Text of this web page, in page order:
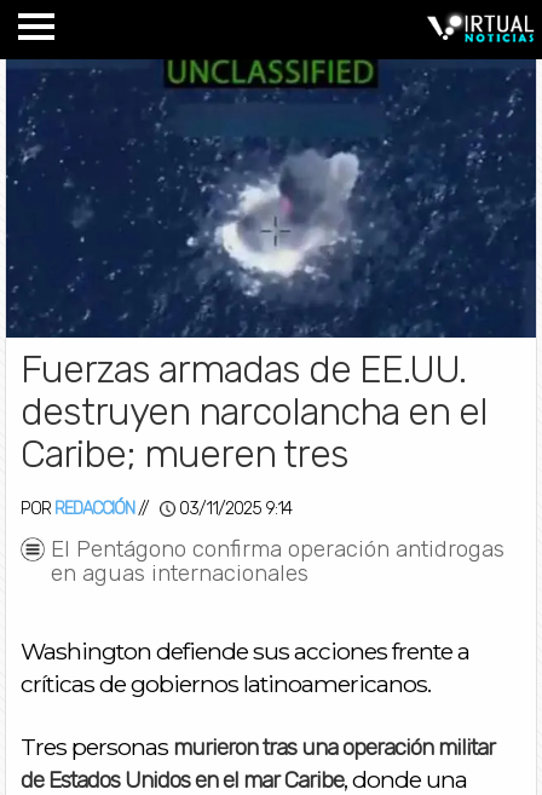
Fuerzas armadas de EE.UU.
destruyen narcolancha en el
Caribe; mueren tres
POR REDACCIÓN // 03/11/2025 9:14
El Pentágono confirma operación antidrogas
en aguas internacionales
Washington defiende sus acciones frente a
críticas de gobiernos latinoamericanos.
Tres personas murieron tras una operación militar
de Estados Unidos en el mar Caribe, donde una